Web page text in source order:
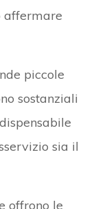
affermare
piccole
sostanziali
sia il
offrono le